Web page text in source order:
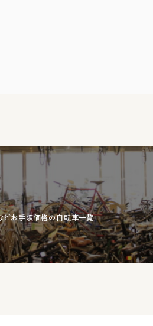
どお手頃価格の自転車一覧